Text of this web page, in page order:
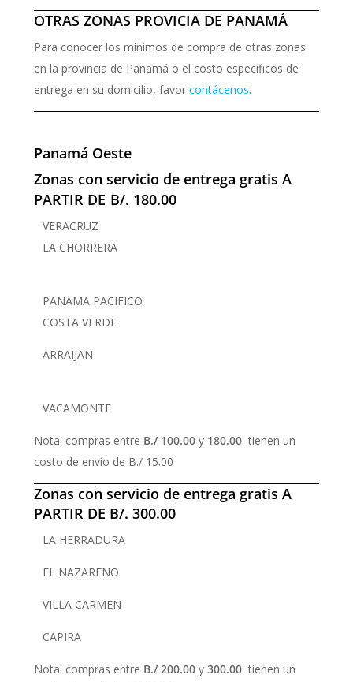
OTRAS ZONAS PROVICIA DE PANAMÁ
Para conocer los mínimos de compra de otras zonas
en la provincia de Panamá o el costo específicos de
entrega en su domicilio, favor contácenos.
Panamá Oeste
Zonas con servicio de entrega gratis A
PARTIR DE B/. 180.00
VERACRUZ
LA CHORRERA
PANAMA PACIFICO
COSTA VERDE
ARRAIJAN
VACAMONTE
Nota: compras entre B./ 100.00 y180.00 tienen un
costo de envío de B./ 15.00
Zonas con servicio de entrega gratis A
PARTIR DE B/. 300.00
LA HERRADURA
EL NAZARENO
VILLA CARMEN
CAPIRA
Nota: compras entre B./ 200.00 y 300.00 tienen un